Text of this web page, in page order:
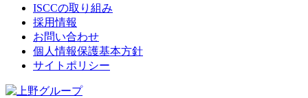
ISCCの取り組み
採用情報
お問い合わせ
個人情報保護基本方針
サイトポリシー